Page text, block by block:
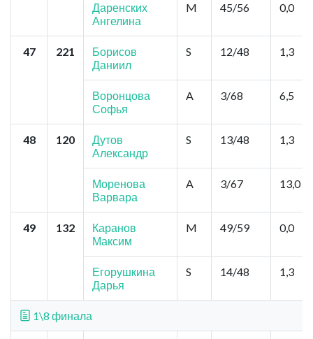
Даренских
Ангелина
M 45/56 0,0
47 221
Борисов
Даниил
S 12/48 1,3
Воронцова
Софья
A 3/68 6,5
48 120
Дутов
Александр
S 13/48 1,3
Моренова
Варвара
A 3/67 13,0
49 132
Каранов
Максим
M 49/59 0,0
Егорушкина
Дарья
S 14/48 1,3
1\8 финала